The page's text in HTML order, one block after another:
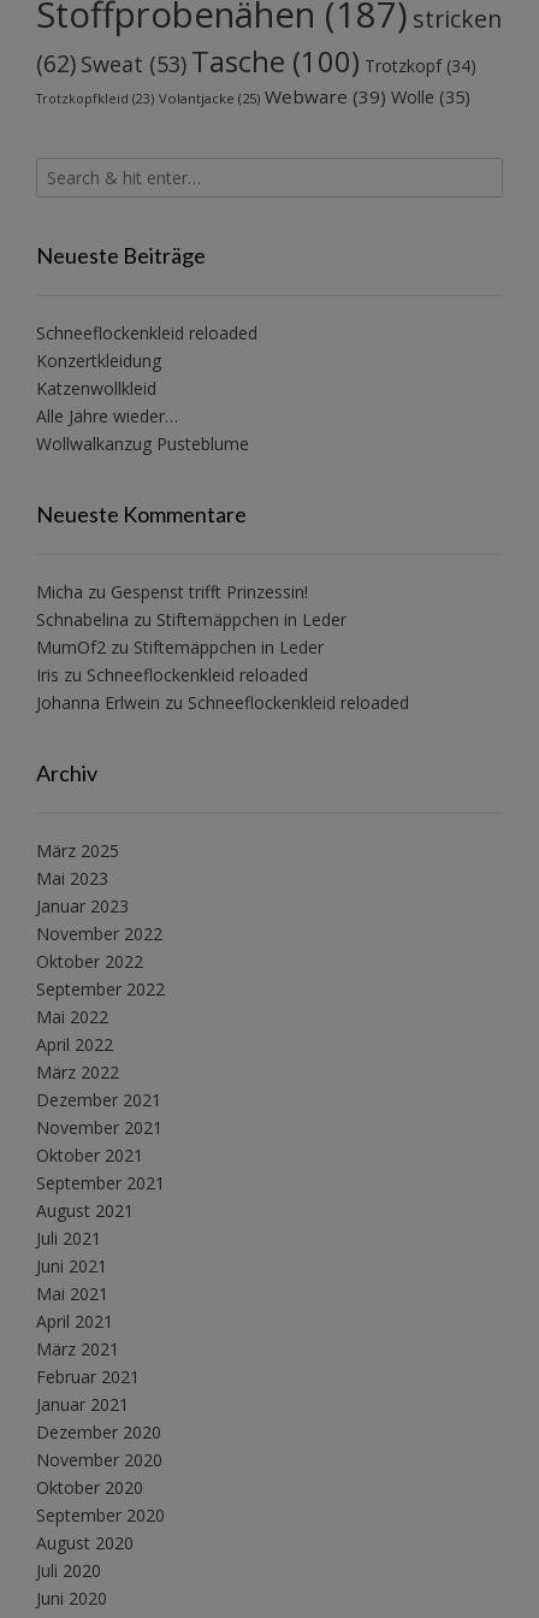
Stoffprobenähen (187) stricken
(62) Sweat (53) Tasche (100) Trotzkopf(34)
Trotzkopfkleid (23) Volantjacke (25) Webware (39) Wolle (35)
Neueste Beiträge
Schneeflockenkleid reloaded
Konzertkleidung
Katzenwollkleid
Alle Jahre wieder…
Wollwalkanzug Pusteblume
Neueste Kommentare
Micha zu Gespenst trifft Prinzessin!
Schnabelina zu Stiftemäppchen in Leder
MumOf2 zu Stiftemäppchen in Leder
Iris zu Schneeflockenkleid reloaded
Johanna Erlwein zu Schneeflockenkleid reloaded
Archiv
März 2025
Mai 2023
Januar 2023
November 2022
Oktober 2022
September 2022
Mai 2022
April 2022
März 2022
Dezember 2021
November 2021
Oktober 2021
September 2021
August 2021
Juli 2021
Juni 2021
Mai 2021
April 2021
März 2021
Februar 2021
Januar 2021
Dezember 2020
November 2020
Oktober 2020
September 2020
August 2020
Juli 2020
Juni 2020